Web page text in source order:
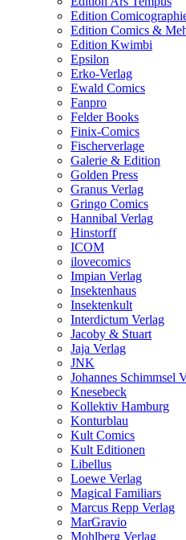
Edition
Edition Comics &
Edition Kwimbi
Epsilon
Erko-Verlag
Ewald Comics
Fanpro
Felder Books
Finix-Comics
Fischerverlage
Galerie & Edition
Golden Press
Granus Verlag
Gringo Comics
Hannibal Verlag
Hinstorff
ICOM
ilovecomics
Impian Verlag
Insektenhaus
Insektenkult
Interdictum Verlag
Jacoby & Stuart
Jaja Verlag
JNK
Johannes Schimmsel
Knesebeck
Kollektiv Hamburg
Konturblau
Kult Comics
Kult Editionen
Libellus
Loewe Verlag
Magical Familiars
Marcus Repp Verlag
MarGravio
Mohlberg Verlag